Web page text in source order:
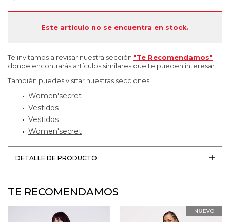
Este artículo no se encuentra en stock.
Te invitamos a revisar nuestra sección "Te Recomendamos"
donde encontrarás artículos similares que te pueden interesar.
También puedes visitar nuestras secciones:
Women'secret
Vestidos
Vestidos
Women'secret
DETALLE DE PRODUCTO
TE RECOMENDAMOS